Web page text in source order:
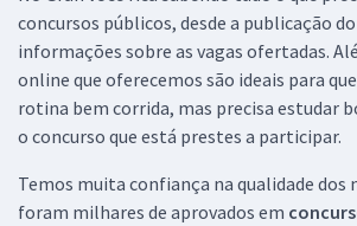
concursos públicos, desde a publicação
informações sobre as vagas ofertadas.
online que oferecemos são ideais para
rotina bem corrida, mas precisa estudar
o concurso que está prestes a participar.
Temos muita confiança na qualidade dos
foram milhares de aprovados em